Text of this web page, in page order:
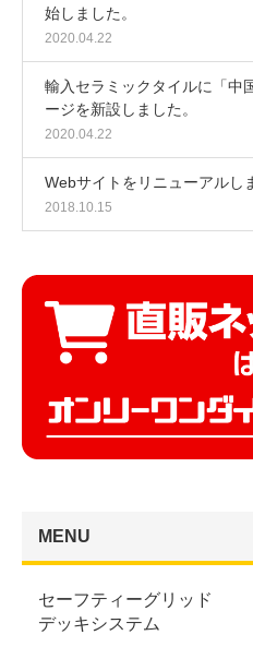
始しました。
2020.04.22
輸入セラミックタイルに「中
ージを新設しました。
2020.04.22
Webサイトをリニューアルし
2018.10.15
MENU
セーフティーグリッド
デッキシステム